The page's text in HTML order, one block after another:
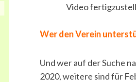
Video
Wer den Verein
Und wer auf der Suche
2020, weitere sind für